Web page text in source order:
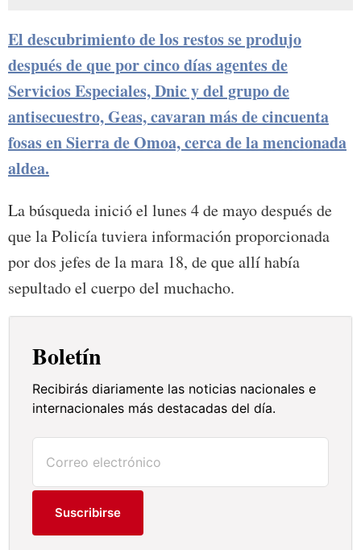
El descubrimiento de los restos se produjo
después de que por cinco días agentes de
Servicios Especiales, Dnic y del grupo de
antisecuestro, Geas, cavaran más de cincuenta
fosas en Sierra de Omoa, cerca de la mencionada
aldea.
La búsqueda inició el lunes 4 de mayo después de
que la Policía tuviera información proporcionada
por dos jefes de la mara 18, de que allí había
sepultado el cuerpo del muchacho.
Boletín
Recibirás diariamente las noticias nacionales e
internacionales más destacadas del día.
Suscribirse